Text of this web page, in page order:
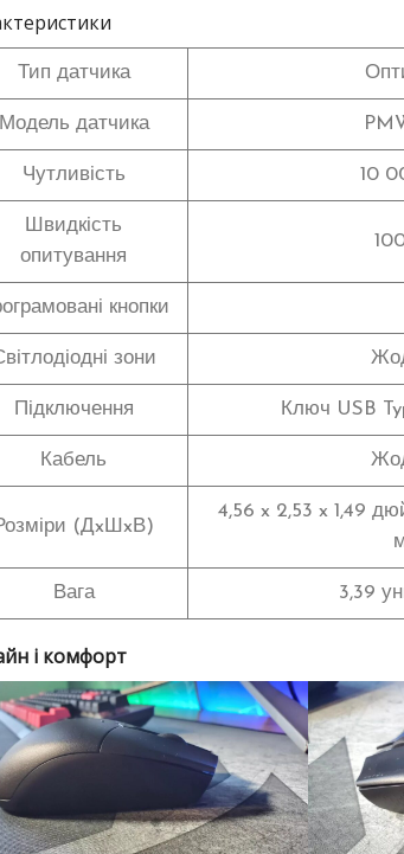
Тип датчика
Модель датчика
Чутливість 10
Швидкість
опитування
кнопки
зони
Підключення Ключ USB
Кабель
(ДxШxВ)
4,56 x 2,53 x 1,49
Вага 3,39
і комфорт